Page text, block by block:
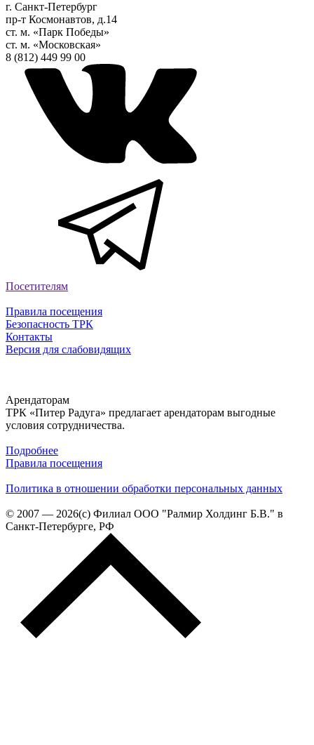
г. Санкт-Петербург
пр-т Космонавтов, д.14
ст. м. «Парк Победы»
ст. м. «Московская»
8 (812) 449 99 00
Посетителям
Правила посещения
Безопасность ТРК
Контакты
Версия для слабовидящих
Арендаторам
ТРК «Питер Радуга» предлагает арендаторам выгодные
условия сотрудничества.
Подробнее
Правила посещения
Политика в отношении обработки персональных данных
© 2007 — 2026(c) Филиал ООО "Ралмир Холдинг Б.В." в
Санкт-Петербурге, РФ